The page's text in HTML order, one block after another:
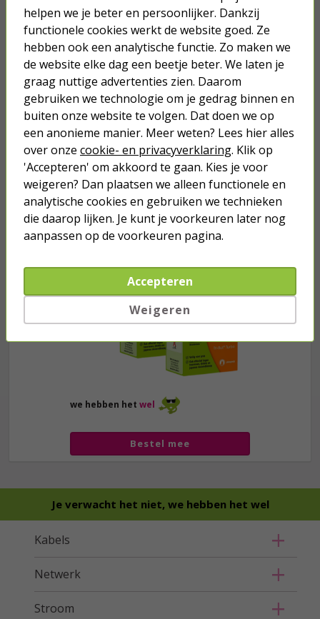
Je verwacht het niet
Turbo onkruidverdelger (Concentraat,
3x 100ml) | Ook voor je gazon!
43,50
40,
we hebben het wel
Bestel mee
10 minuten haarverwijderaar | Zep
| 1 liter (Snelle werking, Verwijdert
haarklompen)
9,95
Je verwacht het niet, we hebben het wel
Kabels
Netwerk
Stroom
helpen we je beter en persoonlijker. Dankzij
functionele cookies werkt de website goed. Ze
hebben ook een analytische functie. Zo maken we
de website elke dag een beetje beter. We laten je
graag nuttige advertenties zien. Daarom
gebruiken we technologie om je gedrag binnen en
buiten onze website te volgen. Dat doen we op
een anonieme manier. Meer weten? Lees hier alles
over onze cookie- en privacyverklaring. Klik op
'Accepteren' om akkoord te gaan. Kies je voor
weigeren? Dan plaatsen we alleen functionele en
analytische cookies en gebruiken we technieken
die daarop lijken. Je kunt je voorkeuren later nog
aanpassen op de voorkeuren pagina.
Accepteren
Weigeren